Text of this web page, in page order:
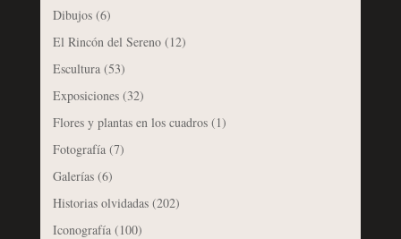
Dibujos(6)
El Rincón del Sereno(12)
Escultura(53)
Exposiciones(32)
Flores y plantas en los cuadros(1)
Fotografía(7)
Galerías(6)
Historias olvidadas(202)
Iconografía(100)